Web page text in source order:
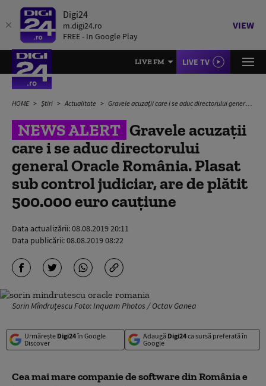
Digi24
m.digi24.ro
FREE - In Google Play
VIEW
LIVE FM LIVE TV
HOME Știri Actualitate Gravele acuzaţii care i se aduc directorului general Oracle România. Plasat sub control judiciar, are de plătit 500.000 euro cauţiune
NEWS ALERT Gravele acuzaţii
care i se aduc directorului
general Oracle România. Plasat
sub control judiciar, are de plătit
500.000 euro cauţiune
Data actualizării:08.08.2019 20:11
Data publicării:08.08.2019 08:22
Sorin Mîndruțescu Foto: Inquam Photos / Octav Ganea
Urmărește Digi24în Google
Discover
Adaugă Digi24ca sursă preferată în
Google
Cea mai mare companie de software din România e